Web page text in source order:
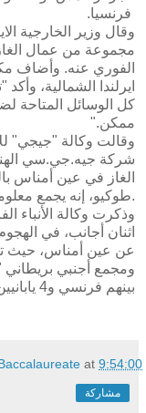
وقال وزير الخارجية
مجموعة من عمال
الفوري عنه. وأضاف
ايرلندا الشمالية،
كل الوسائل المتاحة‮
وقالت وكالة "جيجي"
شركة جيه.جي.سي
الغاز في عين أمناس
طوكيو، إنه يجمع معلومات عن الوضع، لكن ليس بوسعه التعليق.
عن عين أمناس، حيث
ومجمع أجنبي بريطاني
at9:54:00 ص
مشاركة